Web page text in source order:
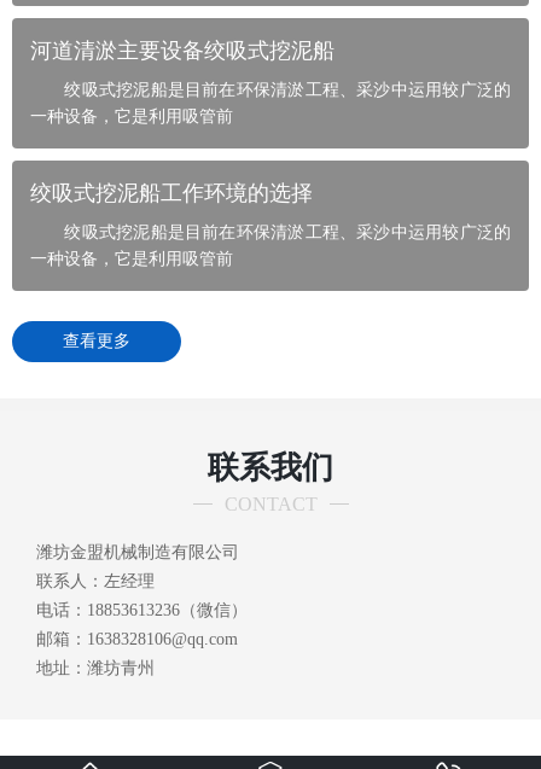
河道清淤主要设备绞吸式挖泥船
绞吸式挖泥船是目前在环保清淤工程、采沙中运用较广泛的
一种设备，它是利用吸管前
绞吸式挖泥船工作环境的选择
绞吸式挖泥船是目前在环保清淤工程、采沙中运用较广泛的
一种设备，它是利用吸管前
查看更多
联系我们
CONTACT
潍坊金盟机械制造有限公司
联系人：左经理
电话：18853613236（微信）
邮箱：1638328106@qq.com
地址：潍坊青州